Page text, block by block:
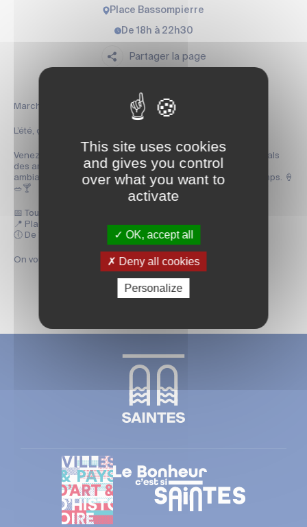
Place Bassompierre
De 18h à 22h30
Partager la page
Marché nocturne à Saintes 🌙
L’été, ça se savoure aussi le soir. 🌅
Venez flâner à votre rythme place Bassompierre, entre les étals
des artisans locaux, les bonnes odeurs de cuisine et une
ambiance douce et festive qui donne envie de prendre le temps. 🍦
🥗🍸
📅 Tous les vendredis du 3 juillet au 28 août
📍 Place Bassompierre
🕕 De 18h à 22h30
On vous y attend ! ✨
This site uses cookies
and gives you control
over what you want to
activate
OK, accept all
Deny all cookies
Personalize